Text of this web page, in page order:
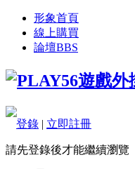
形象首頁
線上購買
論壇BBS
登錄 | 立即註冊
請先登錄後才能繼續瀏覽